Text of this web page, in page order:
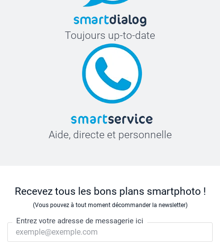
Toujours up-to-date
Aide, directe et personnelle
Recevez tous les bons plans smartphoto !
(Vous pouvez à tout moment décommander la newsletter)
Entrez votre adresse de messagerie ici